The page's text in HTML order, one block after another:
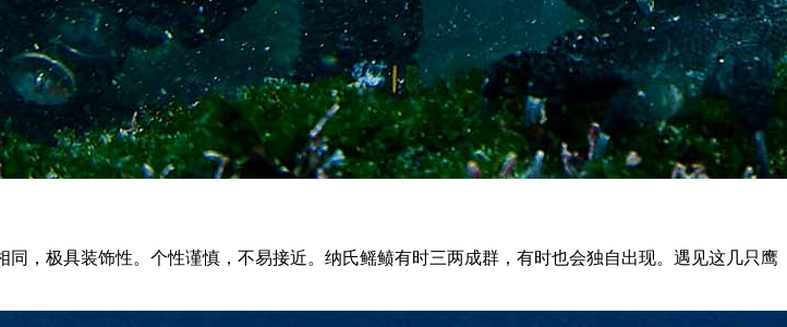
，极具装饰性。个性谨慎，不易接近。纳氏鳐鲼有时三两成群，有时也会独自出现。遇见这几只鹰